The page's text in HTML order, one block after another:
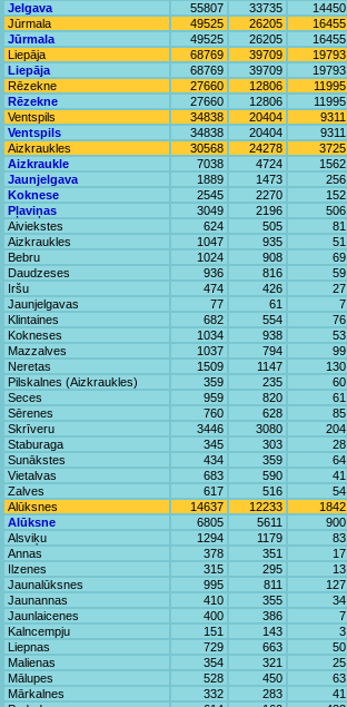
Jelgava
55807 33735 14450
Jūrmala
49525 26205 16455
Jūrmala
49525 26205 16455
Liepāja
68769 39709 19793
Liepāja
68769 39709 19793
Rēzekne
27660 12806 11995
Rēzekne
27660 12806 11995
Ventspils
34838 20404 9311
Ventspils
34838 20404 9311
Aizkraukles
30568 24278 3725
Aizkraukle
7038 4724 1562
Jaunjelgava
1889 1473 256
Koknese
2545 2270 152
Pļaviņas
3049 2196 506
Aiviekstes
624 505 81
Aizkraukles
1047 935 51
Bebru
1024 908 69
Daudzeses
936 816 59
Iršu
474 426 27
Jaunjelgavas
77 61 7
Klintaines
682 554 76
Kokneses
1034 938 53
Mazzalves
1037 794 99
Neretas
1509 1147 130
Pilskalnes (Aizkraukles)
359 235 60
Seces
959 820 61
Sērenes
760 628 85
Skrīveru
3446 3080 204
Staburaga
345 303 28
Sunākstes
434 359 64
Vietalvas
683 590 41
Zalves
617 516 54
Alūksnes
14637 12233 1842
Alūksne
6805 5611 900
Alsviķu
1294 1179 83
Annas
378 351 17
Ilzenes
315 295 13
Jaunalūksnes
995 811 127
Jaunannas
410 355 34
Jaunlaicenes
400 386 7
Kalncempju
151 143 3
Liepnas
729 663 50
Malienas
354 321 25
Mālupes
528 450 63
Mārkalnes
332 283 41